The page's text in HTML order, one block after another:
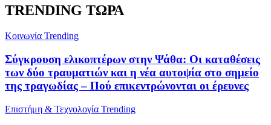
TRENDING ΤΩΡΑ
Κοινωνία Trending
Σύγκρουση ελικοπτέρων στην Ψάθα: Οι καταθέσεις
των δύο τραυματιών και η νέα αυτοψία στο σημείο
της τραγωδίας – Πού επικεντρώνονται οι έρευνες
Επιστήμη & Τεχνολογία Trending